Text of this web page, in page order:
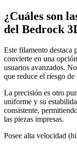
¿Cuáles son
del Bedrock
Este filamento destaca
convierte en una
usuarios avanzados.
que reduce el riesgo
La precisión es otro
uniforme y su
consistente,
las piezas impresas.
Posee alta velocidad